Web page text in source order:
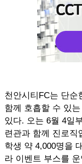
천안시티FC는 단순
함께 호흡할 수 있
있다. 오는 6월 4일
련관과 함께 진로직
학생 약 4,000명을
라 이벤트 부스를